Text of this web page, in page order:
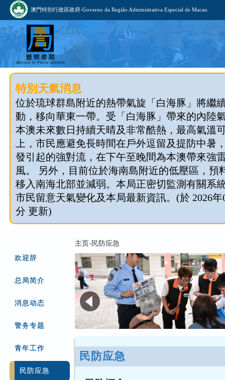
澳門特別行政區政府-Governo da Região Administrativa Especial de Macau
特別天氣消息
位於琉球群島附近的熱帶氣旋「白海豚」將繼
動，移向華東一帶。受「白海豚」帶來的內陸
本澳未來數日持續天晴及非常酷熱，最高氣溫
上，市民應避免長時間在戶外逗留及提防中暑
發引起的強對流，在下午至晚間為本澳帶來強
風。 另外，目前位於海南島附近的低壓區，預
移入南海北部並減弱。本局正密切監測有關系
市民留意天氣變化及本局最新資訊。(於 2026年
分 更新)
欢迎辞
总局简介
消息动态
警务专题
青年工作
民防应急
主页-民防应急
民防应急